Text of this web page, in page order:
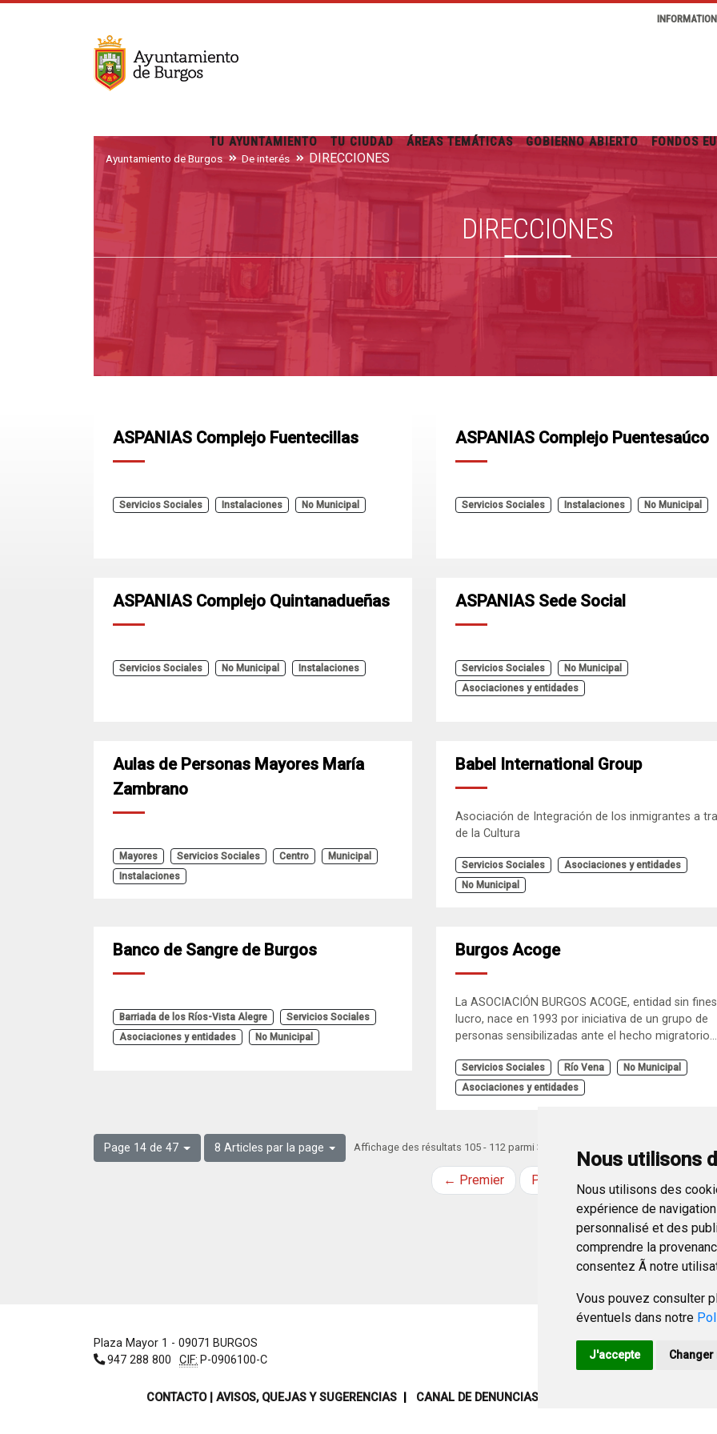
Nous utilisons
Nous utilisons des
expérience de
personnalisé et des
comprendre la
consentez Ã notre
Vous pouvez consulter
éventuels dans notre
J'accepte
TU AYUNTAMIENTO TU CIUDAD ÁREAS TEMÁTICAS GOBIERNO ABIERTO FONDOS
Ayuntamiento de Burgos De interés DIRECCIONES
DIRECCIONES
ASPANIAS Complejo Fuentecillas
Servicios Sociales Instalaciones No Municipal
ASPANIAS Complejo Puentesaúco
Servicios Sociales Instalaciones No Municipal
ASPANIAS Complejo Quintanadueñas
Servicios Sociales No Municipal Instalaciones
ASPANIAS Sede Social
Servicios Sociales
No Municipal
Asociaciones y entidades
Aulas de Personas Mayores María
Zambrano
Mayores Servicios Sociales Centro
Municipal
Instalaciones
Babel International Group
Asociación de Integración de los inmigrantes a
de la Cultura
Servicios Sociales
Asociaciones y entidades
No Municipal
Banco de Sangre de Burgos
Barriada de los Ríos-Vista Alegre
Servicios Sociales
Asociaciones y entidades
No Municipal
Burgos Acoge
La ASOCIACIÓN BURGOS ACOGE, entidad sin
lucro, nace en 1993 por iniciativa de un grupo de
personas sensibilizadas ante el hecho migratorio...
Servicios Sociales Río Vena
No Municipal
Asociaciones y entidades
Page 14 de 47 8 Articles par la page Affichage des résultats 105 - 112 parmi 369.
← Premier Précédent
Plaza Mayor 1 - 09071 BURGOS
947 288 800
CIF: P-0906100-C
CONTACTO | AVISOS, QUEJAS Y SUGERENCIAS CANAL DE DENUNCIAS